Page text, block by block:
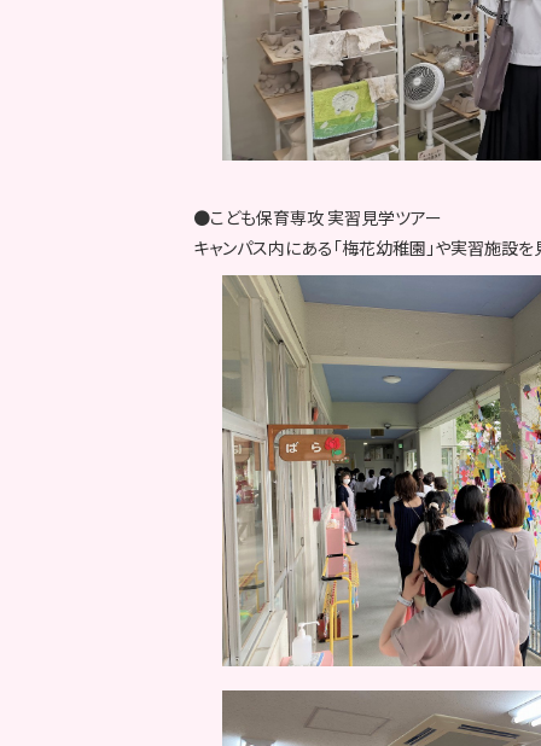
●こども保育専攻 実習見学ツアー
キャンパス内にある「梅花幼稚園」や実習施設を